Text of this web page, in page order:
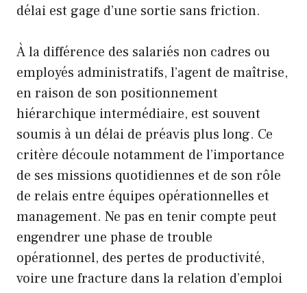
délai est gage d’une sortie sans friction.
À la différence des salariés non cadres ou
employés administratifs, l’agent de maîtrise,
en raison de son positionnement
hiérarchique intermédiaire, est souvent
soumis à un délai de préavis plus long. Ce
critère découle notamment de l’importance
de ses missions quotidiennes et de son rôle
de relais entre équipes opérationnelles et
management. Ne pas en tenir compte peut
engendrer une phase de trouble
opérationnel, des pertes de productivité,
voire une fracture dans la relation d’emploi